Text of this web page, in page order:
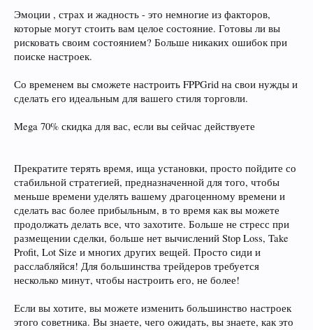
Эмоции , страх и жадность - это немногие из факторов,
которые могут стоить вам целое состояние. Готовы ли вы
рисковать своим состоянием? Больше никаких ошибок при
поиске настроек.
Со временем вы сможете настроить FPPGrid на свои нужды и
сделать его идеальным для вашего стиля торговли.
Mega 70% скидка для вас, если вы сейчас действуете
Прекратите терять время, ища установки, просто пойдите со
стабильной стратегией, предназначенной для того, чтобы
меньше времени уделять вашему драгоценному времени и
сделать вас более прибыльным, в то время как вы можете
продолжать делать все, что захотите. Больше не стресс при
размещении сделки, больше нет вычислений Stop Loss, Take
Profit, Lot Size и многих других вещей. Просто сиди и
расслабляйся! Для большинства трейдеров требуется
несколько минут, чтобы настроить его, не более!
Если вы хотите, вы можете изменить большинство настроек
этого советника. Вы знаете, чего ожидать, вы знаете, как это